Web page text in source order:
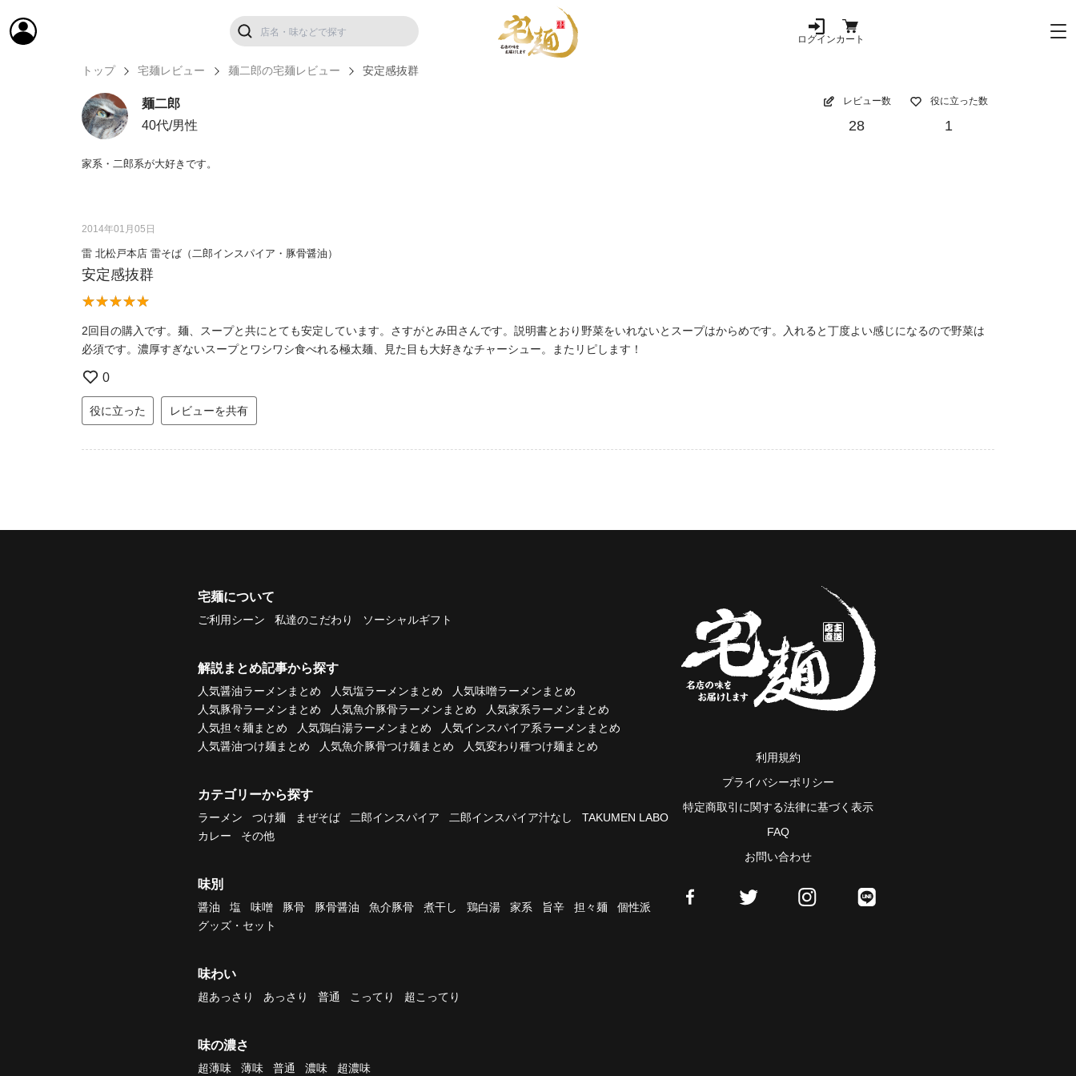
ログインカート
トップ 宅麺レビュー 麺二郎の宅麺レビュー 安定感抜群
麺二郎
40代/男性
家系・二郎系が大好きです。
レビュー数
28
役に立った数
1
2014年01月05日
雷 北松戸本店 雷そば（二郎インスパイア・豚骨醤油）
安定感抜群
2回目の購入です。麺、スープと共にとても安定しています。さすがとみ田さんです。説明書とおり野菜をいれないとスープはからめです。入れると丁度よい感じになるので野菜は
必須です。濃厚すぎないスープとワシワシ食べれる極太麺、見た目も大好きなチャーシュー。またリピします！
0
役に立った レビューを共有
宅麺について
ご利用シーン 私達のこだわり ソーシャルギフト
解説まとめ記事から探す
人気醤油ラーメンまとめ 人気塩ラーメンまとめ
人気味噌ラーメンまとめ
人気豚骨ラーメンまとめ
人気魚介豚骨ラーメンまとめ
人気家系ラーメンまとめ
人気担々麺まとめ
人気鶏白湯ラーメンまとめ
人気インスパイア系ラーメンまとめ
人気醤油つけ麺まとめ
人気魚介豚骨つけ麺まとめ 人気変わり種つけ麺まとめ
カテゴリーから探す
ラーメン つけ麺 まぜそば 二郎インスパイア 二郎インスパイア汁なし
TAKUMEN LABO
カレー
その他
味別
醤油 塩 味噌 豚骨 豚骨醤油 魚介豚骨 煮干し 鶏白湯 家系 旨辛 担々麺
個性派
グッズ・セット
味わい
超あっさり あっさり 普通 こってり 超こってり
味の濃さ
超薄味 薄味 普通 濃味 超濃味
利用規約
プライバシーポリシー
特定商取引に関する法律に基づく表示
FAQ
お問い合わせ